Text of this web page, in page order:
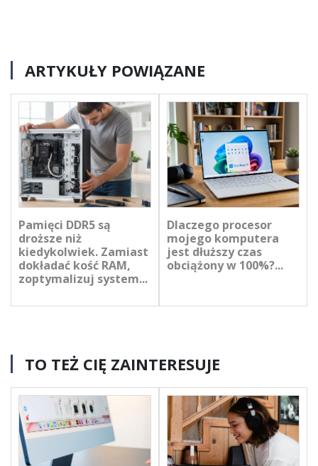
ARTYKUŁY POWIĄZANE
Pamięci DDR5 są
droższe niż
kiedykolwiek. Zamiast
dokładać kość RAM,
zoptymalizuj system...
Dlaczego procesor
mojego komputera
jest dłuższy czas
obciążony w 100%?...
TO TEŻ CIĘ ZAINTERESUJE